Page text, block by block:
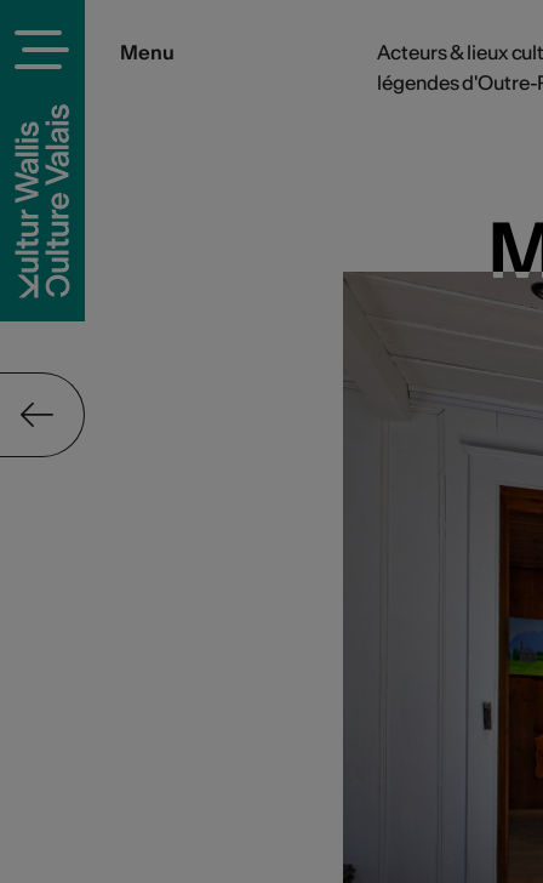
Menu Acteurs & lieux
légendes d'Outre-